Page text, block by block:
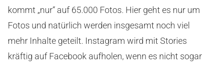
kommt „nur“ auf 65.000 Fotos. Hier geht es nur um
Fotos und natürlich werden insgesamt noch viel
mehr Inhalte geteilt. Instagram wird mit Stories
kräftig auf Facebook aufholen, wenn es nicht sogar